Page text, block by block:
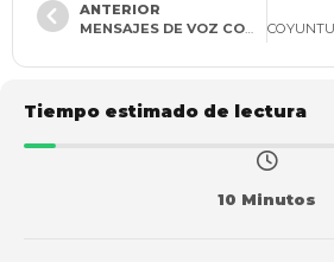
ANTERIOR
MENSAJES DE VOZ COMO PRUEBA JUDICIAL
Tiempo estimado de lectura
10 Minutos